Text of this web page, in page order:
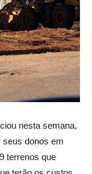
nesta semana,
seus donos em
terrenos que